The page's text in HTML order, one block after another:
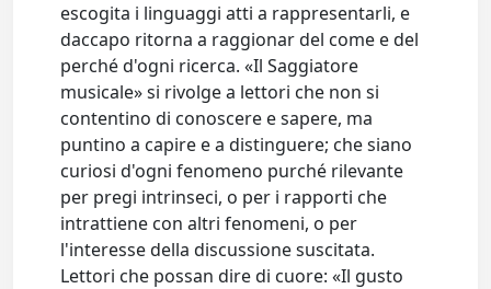
escogita i linguaggi atti a rappresentarli, e
daccapo ritorna a raggionar del come e del
perché d'ogni ricerca. «Il Saggiatore
musicale» si rivolge a lettori che non si
contentino di conoscere e sapere, ma
puntino a capire e a distinguere; che siano
curiosi d'ogni fenomeno purché rilevante
per pregi intrinseci, o per i rapporti che
intrattiene con altri fenomeni, o per
l'interesse della discussione suscitata.
Lettori che possan dire di cuore: «Il gusto